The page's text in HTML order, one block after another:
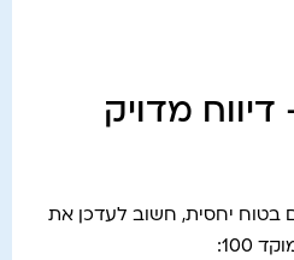
מדויק
בטוח יחסית, חשוב לעדכן את
100: